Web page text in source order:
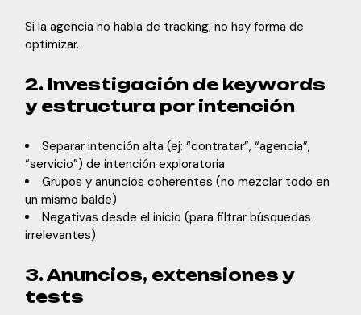
Si la agencia no habla de tracking, no hay forma de
optimizar.
2. Investigación de keywords
y estructura por intención
Separar intención alta (ej: “contratar”, “agencia”,
“servicio”) de intención exploratoria
Grupos y anuncios coherentes (no mezclar todo en
un mismo balde)
Negativas desde el inicio (para filtrar búsquedas
irrelevantes)
3. Anuncios, extensiones y
tests